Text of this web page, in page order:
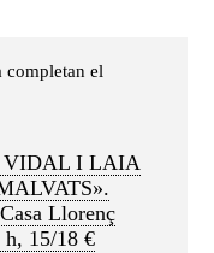
completan el
VIDAL I LAIA
Llorenç
15/18 €